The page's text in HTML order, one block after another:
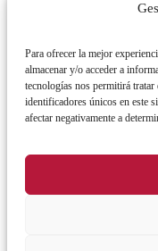
Para ofrecer la mejor
almacenar y/o acceder a
tecnologías nos permitirá
identificadores únicos en este
afectar negativamente a